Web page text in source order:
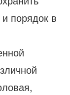
порядок в